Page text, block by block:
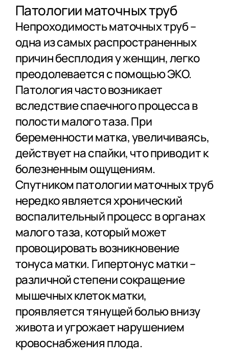
Патологии маточных труб
Непроходимость маточных труб –
одна из самых распространенных
причин бесплодия у женщин, легко
преодолевается с помощью ЭКО.
Патология часто возникает
вследствие спаечного процесса в
полости малого таза. При
беременности матка, увеличиваясь,
действует на спайки, что приводит к
болезненным ощущениям.
Спутником патологии маточных труб
нередко является хронический
воспалительный процесс в органах
малого таза, который может
провоцировать возникновение
тонуса матки. Гипертонус матки –
различной степени сокращение
мышечных клеток матки,
проявляется тянущей болью внизу
живота и угрожает нарушением
кровоснабжения плода.